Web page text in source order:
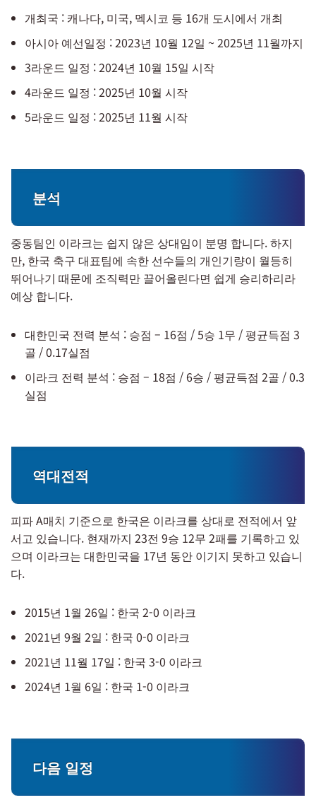
개최국 : 캐나다, 미국, 멕시코 등 16개 도시에서 개최
아시아 예선일정 : 2023년 10월 12일 ~ 2025년 11월까지
3라운드 일정 : 2024년 10월 15일 시작
4라운드 일정 : 2025년 10월 시작
5라운드 일정 : 2025년 11월 시작
분석
중동팀인 이라크는 쉽지 않은 상대임이 분명 합니다. 하지
만, 한국 축구 대표팀에 속한 선수들의 개인기량이 월등히
뛰어나기 때문에 조직력만 끌어올린다면 쉽게 승리하리라
예상 합니다.
대한민국 전력 분석 : 승점 – 16점 / 5승 1무 / 평균득점 3
골 / 0.17실점
이라크 전력 분석 : 승점 – 18점 / 6승 / 평균득점 2골 / 0.3
실점
역대전적
피파 A매치 기준으로 한국은 이라크를 상대로 전적에서 앞
서고 있습니다. 현재까지 23전 9승 12무 2패를 기록하고 있
으며 이라크는 대한민국을 17년 동안 이기지 못하고 있습니
다.
2015년 1월 26일 : 한국 2-0 이라크
2021년 9월 2일 : 한국 0-0 이라크
2021년 11월 17일 : 한국 3-0 이라크
2024년 1월 6일 : 한국 1-0 이라크
다음 일정